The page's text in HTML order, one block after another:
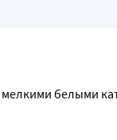
мелкими белыми